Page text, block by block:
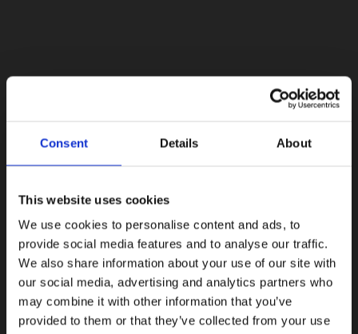
Consent Details About
This website uses cookies
We use cookies to personalise content and ads, to
provide social media features and to analyse our traffic.
We also share information about your use of our site with
our social media, advertising and analytics partners who
may combine it with other information that you’ve
provided to them or that they’ve collected from your use
Εγγραφείτε στο newsletter μας και αποκτήστε 10%στην
Ενδιαφέρομαι για:
Γυναικεία Ανδρικά
Εγγραφή
Με την εγγραφή σας, συμφωνείτε να λαμβάνετε